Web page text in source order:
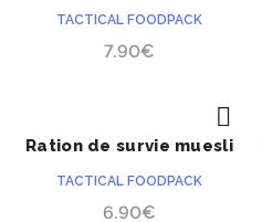
TACTICAL FOODPACK
7.90€
ACHETER
Ration de survie muesli
TACTICAL FOODPACK
6.90€